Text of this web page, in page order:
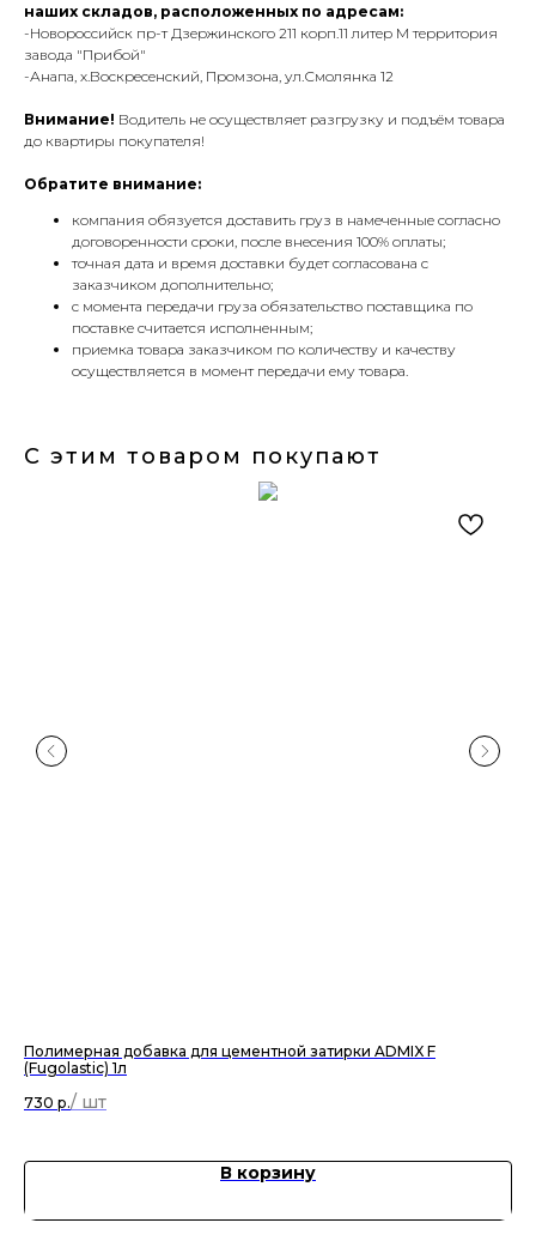
наших складов, расположенных по адресам:
-Новороссийск пр-т Дзержинского 211 корп.11 литер М территория
завода "Прибой"
-Анапа, х.Воскресенский, Промзона, ул.Смолянка 12
Внимание! Водитель не осуществляет разгрузку и подъём товара
до квартиры покупателя!
Обратите внимание:
компания обязуется доставить груз в намеченные согласно
договоренности сроки, после внесения 100% оплаты;
точная дата и время доставки будет согласована с
заказчиком дополнительно;
с момента передачи груза обязательство поставщика по
поставке считается исполненным;
приемка товара заказчиком по количеству и качеству
осуществляется в момент передачи ему товара.
С этим товаром покупают
Полимерная добавка для цементной затирки ADMIX F
(Fugolastic) 1л
730 р.
В корзину